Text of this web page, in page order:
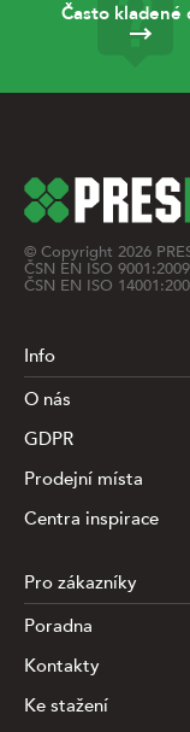
Často kladené
© Copyright 2026
ČSN EN ISO
ČSN EN ISO
Info
O nás
GDPR
Prodejní místa
Centra inspirace
Pro zákazníky
Poradna
Kontakty
Ke stažení